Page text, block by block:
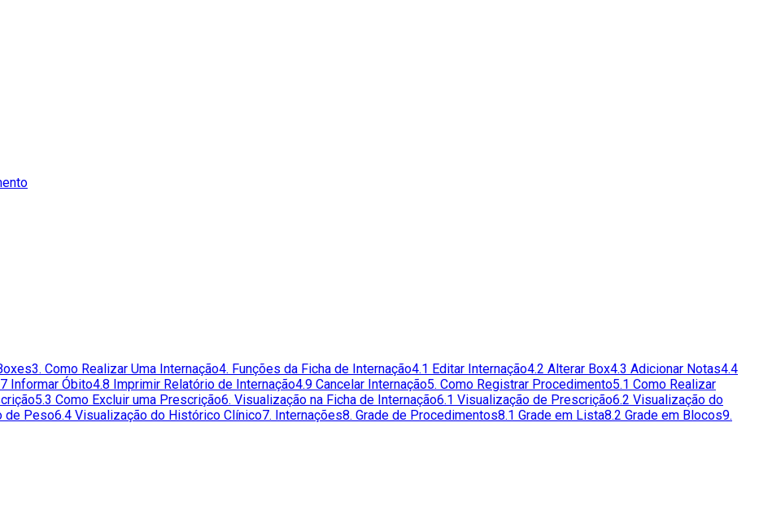
3. Como Realizar Uma Internação4. Funções da Ficha de Internação4.1 Editar Internação4.2 Alterar Box4.3 Adicionar Notas4.4
Informar Óbito4.8 Imprimir Relatório de Internação4.9 Cancelar Internação5. Como Registrar Procedimento5.1 Como Realizar
5.3 Como Excluir uma Prescrição6. Visualização na Ficha de Internação6.1 Visualização de Prescrição6.2 Visualização do
de Peso6.4 Visualização do Histórico Clínico7. Internações8. Grade de Procedimentos8.1 Grade em Lista8.2 Grade em Blocos9.